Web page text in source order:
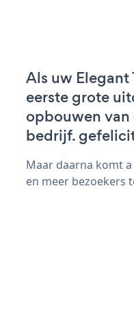
Als uw
eerste grote
opbouwen
bedrijf.
Maar daarna komt
en meer bezoekers